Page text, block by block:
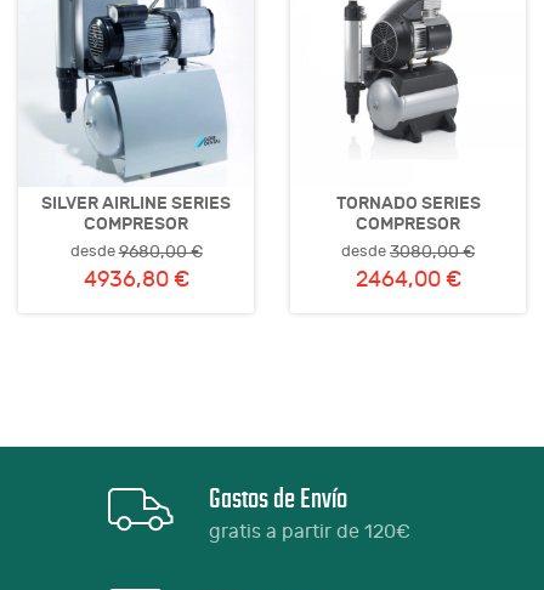
SILVER AIRLINE SERIES
COMPRESOR
desde9680,00 €
4936,80 €
TORNADO SERIES
COMPRESOR
desde3080,00 €
2464,00 €
Gastos de Envío
gratis a partir de 120€